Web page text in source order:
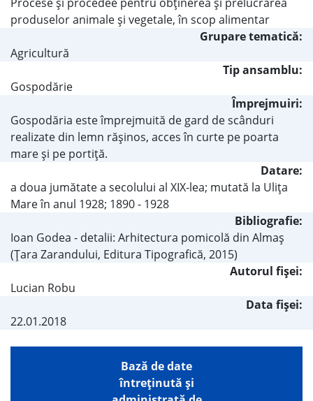
produselor animale şi vegetale, în scop alimentar
Grupare tematică:
Agricultură
Tip ansamblu:
Gospodărie
Împrejmuiri:
Gospodăria este împrejmuită de gard de scânduri
realizate din lemn răşinos, acces în curte pe poarta
mare şi pe portiţă.
Datare:
a doua jumătate a secolului al XIX-lea; mutată la Uliţa
Mare în anul 1928; 1890 - 1928
Bibliografie:
Ioan Godea - detalii: Arhitectura pomicolă din Almaş
(Ţara Zarandului, Editura Tipografică, 2015)
Autorul fişei:
Lucian Robu
Data fișei:
22.01.2018
Bază de date
întreţinută şi